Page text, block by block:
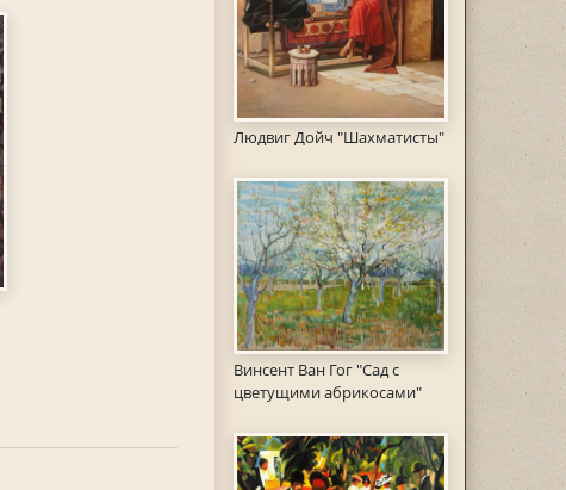
Людвиг Дойч "Шахматисты"
Винсент Ван Гог "Сад с
цветущими абрикосами"